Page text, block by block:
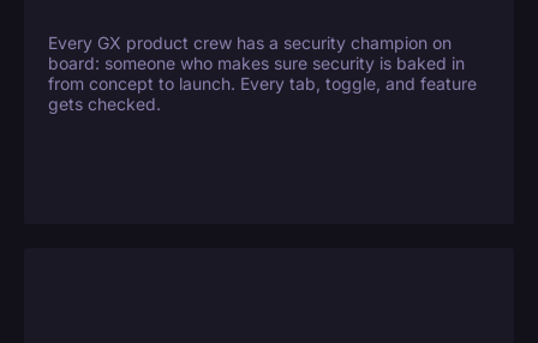
Every GX product crew has a security champion on
board: someone who makes sure security is baked in
from concept to launch. Every tab, toggle, and feature
gets checked.